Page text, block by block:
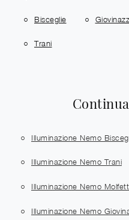
Bisceglie
Trani
Illuminazione Nemo
Illuminazione Nemo Trani
Illuminazione Nemo
Illuminazione Nemo